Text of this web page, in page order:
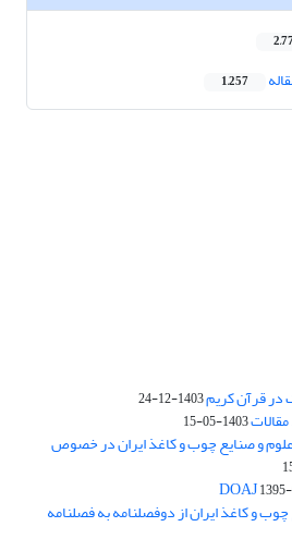
1,257
قرآن کریم1403-12-24
1403-05-15
و صنایع چوب و کاغذ ایران در خصوص
و کاغذ ایران از دوفصلنامه به فصلنامه